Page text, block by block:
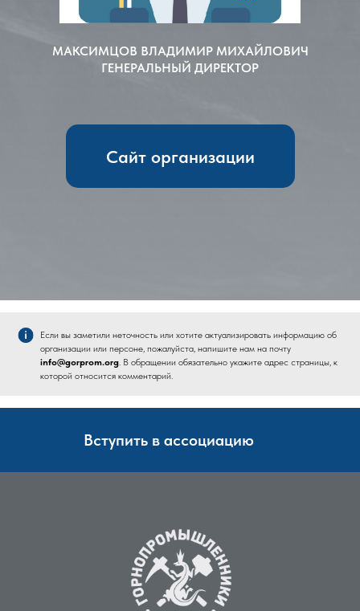
МАКСИМЦОВ ВЛАДИМИР МИХАЙЛОВИЧ
ГЕНЕРАЛЬНЫЙ ДИРЕКТОР
Сайт организации
Если вы заметили неточность или хотите актуализировать информацию об
организации или персоне, пожалуйста, напишите нам на почту
info@gorprom.org. В обращении обязательно укажите адрес страницы, к
которой относится комментарий.
Вступить в ассоциацию